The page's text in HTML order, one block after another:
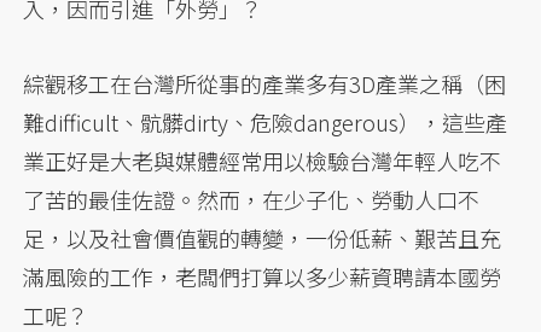
入，因而引進「外勞」？
綜觀移工在台灣所從事的產業多有3D產業之稱（困
難difficult、骯髒dirty、危險dangerous），這些產
業正好是大老與媒體經常用以檢驗台灣年輕人吃不
了苦的最佳佐證。然而，在少子化、勞動人口不
足，以及社會價值觀的轉變，一份低薪、艱苦且充
滿風險的工作，老闆們打算以多少薪資聘請本國勞
工呢？